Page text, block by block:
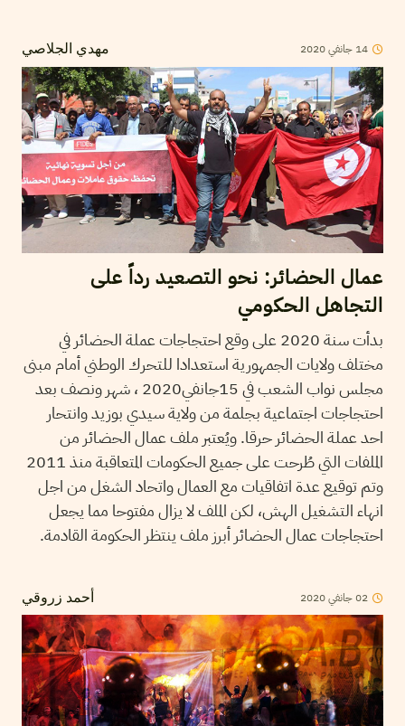
مهدي الجلاصي 14 جانفي2020
عمال الحضائر: نحو التصعيد رداً على
التجاهل الحكومي
بدأت سنة 2020 على وقع احتجاجات عملة الحضائر في
مختلف ولايات الجمهورية استعدادا للتحرك الوطني أمام مبنى
مجلس نواب الشعب في 15جانفي2020 ، شهر ونصف بعد
احتجاجات اجتماعية بجلمة من ولاية سيدي بوزيد وانتحار
احد عملة الحضائر حرقا. ويُعتبر ملف عمال الحضائر من
الملفات التي طُرحت على جميع الحكومات المتعاقبة منذ 2011
وتم توقيع عدة اتفاقيات مع العمال واتحاد الشغل من اجل
انهاء التشغيل الهش، لكن الملف لا يزال مفتوحا مما يجعل
احتجاجات عمال الحضائر أبرز ملف ينتظر الحكومة القادمة.
أحمد زروقي 02جانفي2020